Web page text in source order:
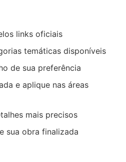
links oficiais
temáticas disponíveis
de sua preferência
e aplique nas áreas
mais precisos
sua obra finalizada